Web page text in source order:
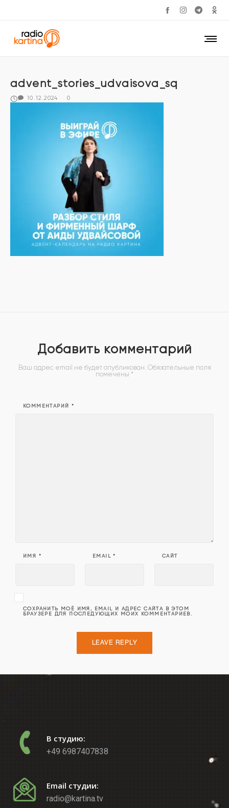
advent_stories_udvaisova_sq
10.12.2024 0
Добавить комментарий
Ваш адрес email не будет опубликован. Обязательные поля
помечены *
КОММЕНТАРИЙ *
ИМЯ * EMAIL* САЙТ
СОХРАНИТЬ МОЁ ИМЯ, EMAIL И АДРЕС САЙТА В ЭТОМ
БРАУЗЕРЕ ДЛЯ ПОСЛЕДУЮЩИХ МОИХ КОММЕНТАРИЕВ.
В студию:
+49 6987407838
Email студии:
radio@kartina.tv